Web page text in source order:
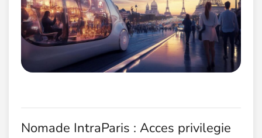
Nomade IntraParis : Acces privilegie